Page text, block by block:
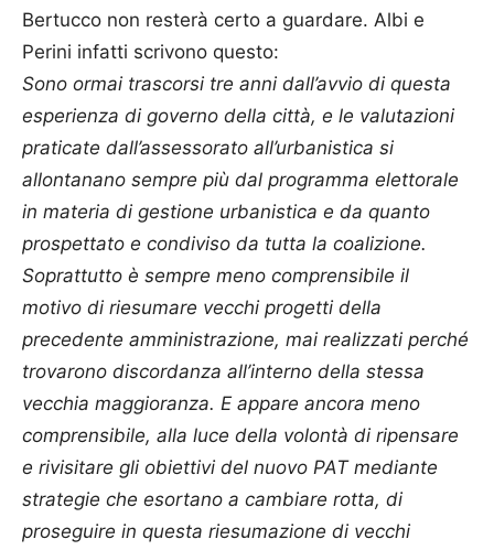
Bertucco non resterà certo a guardare. Albi e
Perini infatti scrivono questo:
Sono ormai trascorsi tre anni dall’avvio di questa
esperienza di governo della città, e le valutazioni
praticate dall’assessorato all’urbanistica si
allontanano sempre più dal programma elettorale
in materia di gestione urbanistica e da quanto
prospettato e condiviso da tutta la coalizione.
Soprattutto è sempre meno comprensibile il
motivo di riesumare vecchi progetti della
precedente amministrazione, mai realizzati perché
trovarono discordanza all’interno della stessa
vecchia maggioranza. E appare ancora meno
comprensibile, alla luce della volontà di ripensare
e rivisitare gli obiettivi del nuovo PAT mediante
strategie che esortano a cambiare rotta, di
proseguire in questa riesumazione di vecchi